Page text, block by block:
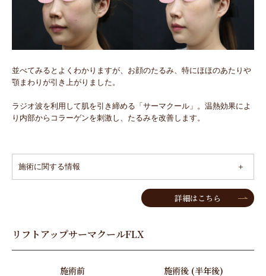
並べてみるとよくわかりますが、お顔のたるみ、特にほほのあたりや
顎まわりが引き上がりました。
ラジオ波を利用して肌を引き締める「サーマクール」。温熱効果によ
り内部からコラーゲンを刺激し、たるみを改善します。
施術に関する情報
詳細はこちら
リフトアップサーマクールFLX
施術前 施術後 (半年後)